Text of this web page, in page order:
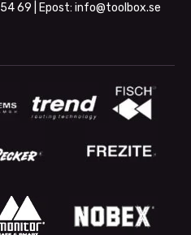
69 | Epost: info@toolbox.se